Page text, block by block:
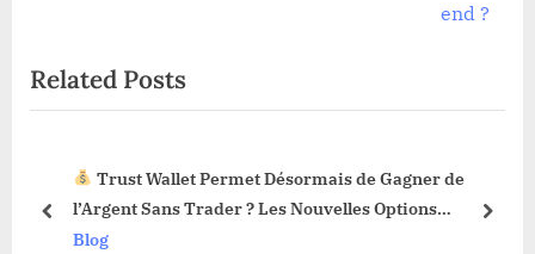
o
s
t
:
end ?
Related Posts
La Fonction Sell Limit Débarque sur les Wallets
Web3 : Voici Pourquoi Ça Change Tout !
prev next